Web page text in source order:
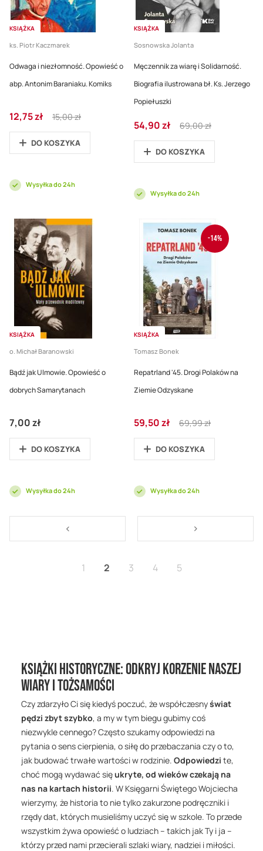
KSIĄŻKA
ks. Piotr Kaczmarek
Odwaga i niezłomność. Opowieść o
abp. Antonim Baraniaku. Komiks
Cena
promocyjna
12,75 zł
Regular
Price
15,00 zł
DO KOSZYKA
Wysyłka do 24h
KSIĄŻKA
Sosnowska Jolanta
Męczennik za wiarę i Solidarność.
Biografia ilustrowana bł. Ks. Jerzego
Popiełuszki
Cena
promocyjna
54,90 zł
Regular
Price
69,00 zł
DO KOSZYKA
Wysyłka do 24h
KSIĄŻKA
o. Michał Baranowski
Bądź jak Ulmowie. Opowieść o
dobrych Samarytanach
7,00 zł
DO KOSZYKA
Wysyłka do 24h
-14%
KSIĄŻKA
Tomasz Bonek
Repatrland '45. Drogi Polaków na
Ziemie Odzyskane
Cena
promocyjna
59,50 zł
Regular
Price
69,99 zł
DO KOSZYKA
Wysyłka do 24h
Strona
<
Strona
1 Aktualnie czytasz stronę
2 Strona
3 Strona
4 Strona
5
Strona
>
Książki historyczne: odkryj korzenie naszej
wiary i tożsamości
Czy zdarzyło Ci się kiedyś poczuć, że współczesnyświat
pędzi zbyt szybko, a my w tym biegu gubimy coś
niezwykle cennego? Często szukamy odpowiedzi na
pytania o sens cierpienia, o siłę do przebaczania czy o to,
jak budować trwałe wartości w rodzinie. Odpowiedzi te,
choć mogą wydawać sięukryte, od wieków czekają na
nas na kartach historii. W Księgarni Świętego Wojciecha
wierzymy, że historia to nie tylko zakurzone podręczniki i
rzędy dat, których musieliśmy uczyć się w szkole. To przede
wszystkim żywa opowieść o ludziach – takich jak Ty i ja –
którzy przed nami przecierali szlaki wiary, nadziei i miłości.